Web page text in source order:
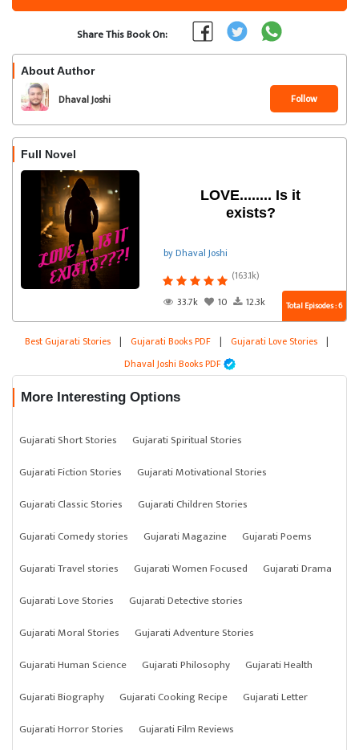
Share This Book On:
About Author
Dhaval Joshi Follow
Full Novel
LOVE........ Is it
exists?
by Dhaval Joshi
(163.1k)
33.7k
10 12.3k Total Episodes : 6
Best Gujarati Stories | Gujarati Books PDF | Gujarati Love Stories |
Dhaval Joshi Books PDF
More Interesting Options
Gujarati Short Stories
Gujarati Spiritual Stories
Gujarati Fiction Stories
Gujarati Motivational Stories
Gujarati Classic Stories
Gujarati Children Stories
Gujarati Comedy stories
Gujarati Magazine
Gujarati Poems
Gujarati Travel stories
Gujarati Women Focused
Gujarati Drama
Gujarati Love Stories
Gujarati Detective stories
Gujarati Moral Stories
Gujarati Adventure Stories
Gujarati Human Science
Gujarati Philosophy
Gujarati Health
Gujarati Biography
Gujarati Cooking Recipe
Gujarati Letter
Gujarati Horror Stories
Gujarati Film Reviews